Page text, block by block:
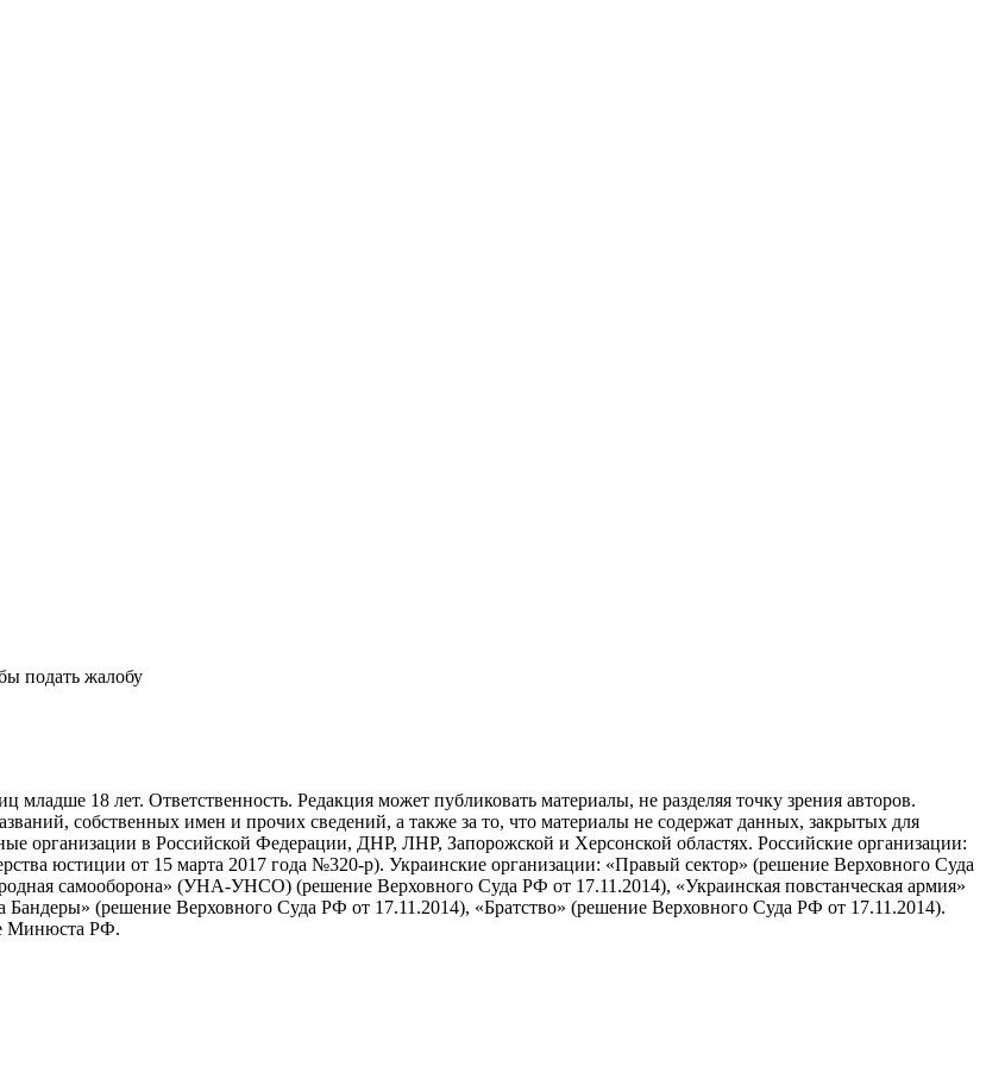
подать жалобу
18 лет. Ответственность. Редакция может публиковать материалы, не разделяя точку зрения авторов.
собственных имен и прочих сведений, а также за то, что материалы не содержат данных, закрытых для
организации в Российской Федерации, ДНР, ЛНР, Запорожской и Херсонской областях. Российские организации:
юстиции от 15 марта 2017 года №320-р). Украинские организации: «Правый сектор» (решение Верховного Суда
самооборона» (УНА-УНСО) (решение Верховного Суда РФ от 17.11.2014), «Украинская повстанческая армия»
(решение Верховного Суда РФ от 17.11.2014), «Братство» (решение Верховного Суда РФ от 17.11.2014).
Минюста РФ.